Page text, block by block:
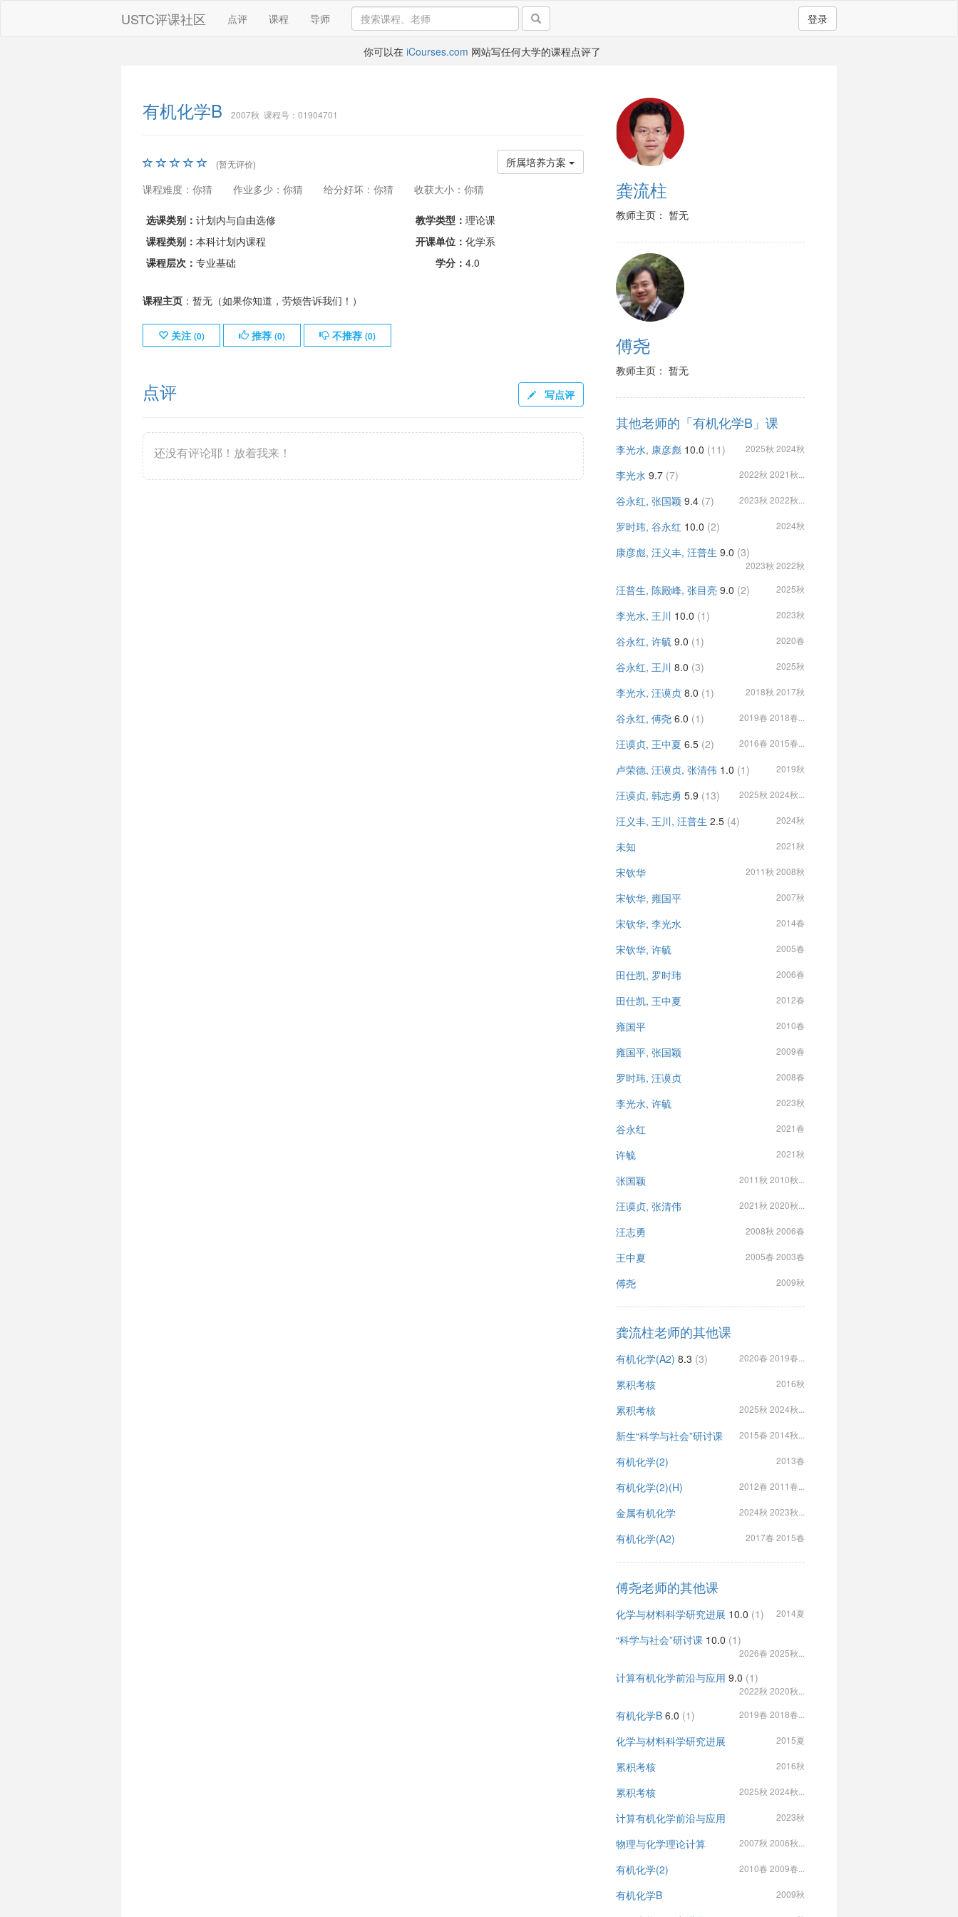
USTC评课社区 点评 课程 导师 登录
你可以在 iCourses.com 网站写任何大学的课程点评了
有机化学B 2007秋 课程号：01904701
所属培养方案
(暂无评价)
课程难度：你猜 作业多少：你猜 给分好坏：你猜 收获大小：你猜
选课类别： 计划内与自由选修 教学类型： 理论课
课程类别： 本科计划内课程 开课单位： 化学系
课程层次： 专业基础 学分： 4.0
课程主页：暂无（如果你知道，劳烦告诉我们！）
关注 (0) 推荐 (0) 不推荐 (0)
点评 写点评
还没有评论耶！放着我来！
龚流柱
教师主页： 暂无
傅尧
教师主页： 暂无
其他老师的「有机化学B」课
李光水, 康彦彪 10.0 (11) 2025秋 2024秋
李光水 9.7 (7) 2022秋 2021秋...
谷永红, 张国颖 9.4 (7) 2023秋 2022秋...
罗时玮, 谷永红 10.0 (2) 2024秋
康彦彪, 汪义丰, 汪普生 9.0 (3)
2023秋 2022秋
汪普生, 陈殿峰, 张目亮 9.0 (2) 2025秋
李光水, 王川 10.0 (1) 2023秋
谷永红, 许毓 9.0 (1) 2020春
谷永红, 王川 8.0 (3) 2025秋
李光水, 汪谟贞 8.0 (1) 2018秋 2017秋
谷永红, 傅尧 6.0 (1) 2019春 2018春...
汪谟贞, 王中夏 6.5 (2) 2016春 2015春...
卢荣德, 汪谟贞, 张清伟 1.0 (1) 2019秋
汪谟贞, 韩志勇 5.9 (13) 2025秋 2024秋...
汪义丰, 王川, 汪普生 2.5 (4) 2024秋
未知 2021秋
宋钦华 2011秋 2008秋
宋钦华, 雍国平 2007秋
宋钦华, 李光水 2014春
宋钦华, 许毓 2005春
田仕凯, 罗时玮 2006春
田仕凯, 王中夏 2012春
雍国平 2010春
雍国平, 张国颖 2009春
罗时玮, 汪谟贞 2008春
李光水, 许毓 2023秋
谷永红 2021春
许毓 2021秋
张国颖 2011秋 2010秋...
汪谟贞, 张清伟 2021秋 2020秋...
汪志勇 2008秋 2006春
王中夏 2005春 2003春
傅尧 2009秋
龚流柱老师的其他课
有机化学(A2) 8.3 (3) 2020春 2019春...
累积考核 2016秋
累积考核 2025秋 2024秋...
新生“科学与社会”研讨课 2015春 2014秋...
有机化学(2) 2013春
有机化学(2)(H) 2012春 2011春...
金属有机化学 2024秋 2023秋...
有机化学(A2) 2017春 2015春
傅尧老师的其他课
化学与材料科学研究进展 10.0 (1) 2014夏
“科学与社会”研讨课 10.0 (1)
2026春 2025秋...
计算有机化学前沿与应用 9.0 (1)
2022秋 2020秋...
有机化学B 6.0 (1) 2019春 2018春...
化学与材料科学研究进展 2015夏
累积考核 2016秋
累积考核 2025秋 2024秋...
计算有机化学前沿与应用 2023秋
物理与化学理论计算 2007秋 2006秋...
有机化学(2) 2010春 2009春...
有机化学B 2009秋